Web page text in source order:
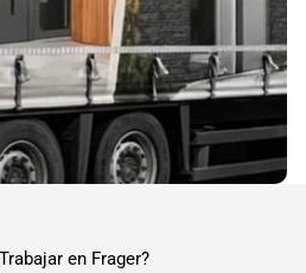
en Frager?